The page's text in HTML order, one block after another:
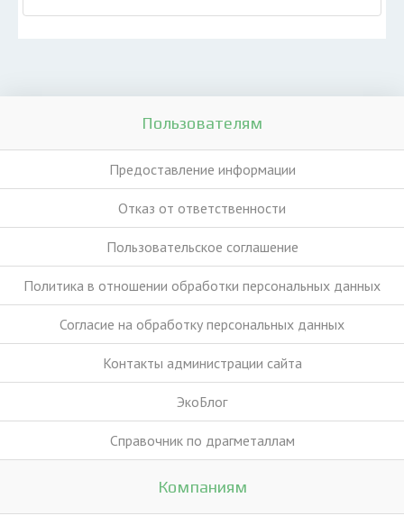
Пользователям
Предоставление информации
Отказ от ответственности
Пользовательское соглашение
Политика в отношении обработки персональных данных
Согласие на обработку персональных данных
Контакты администрации сайта
ЭкоБлог
Справочник по драгметаллам
Компаниям